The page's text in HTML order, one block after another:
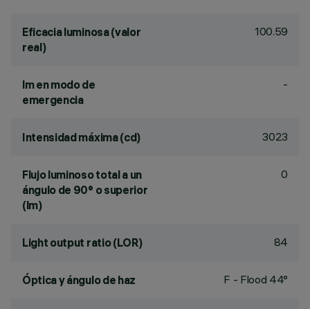
Eficacia luminosa (valor
real)
100.59
lm en modo de
emergencia
-
Intensidad máxima (cd) 3023
Flujo luminoso total a un
ángulo de 90° o superior
(lm)
0
Light output ratio (LOR) 84
Óptica y ángulo de haz F - Flood 44°